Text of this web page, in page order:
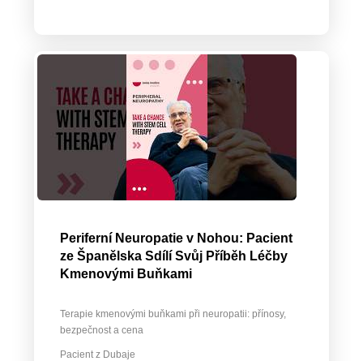
Periferní Neuropatie v Nohou: Pacient
ze Španělska Sdílí Svůj Příběh Léčby
Kmenovými Buňkami
Terapie kmenovými buňkami při neuropatii: přínosy,
bezpečnost a cena
Pacient z Dubaje